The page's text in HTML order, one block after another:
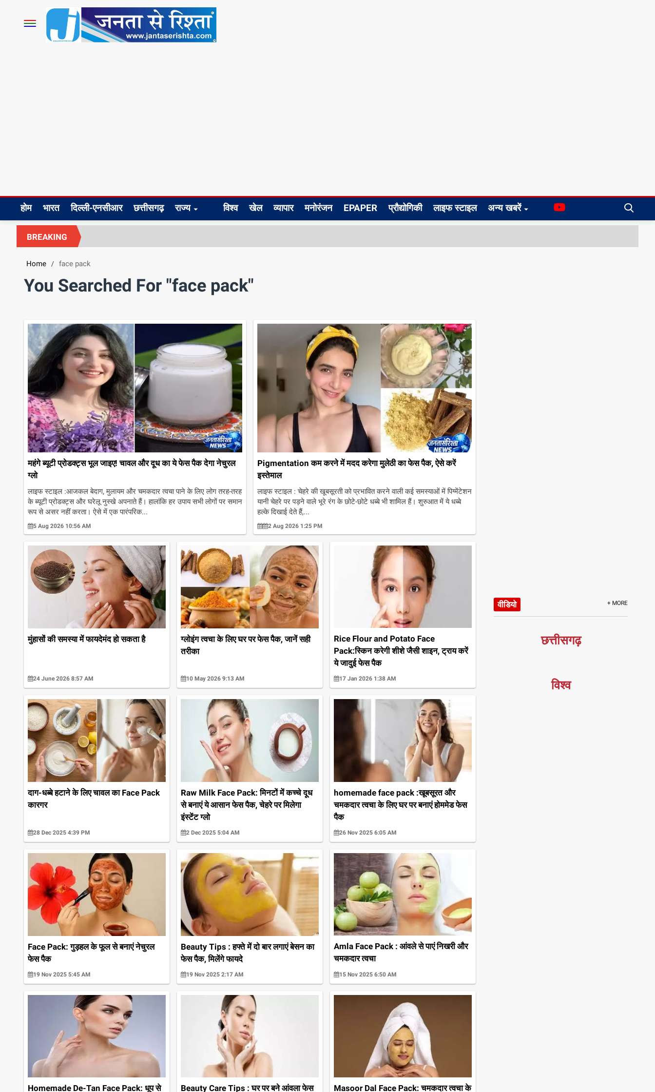
होम भारत दिल्ली-एनसीआर छत्तीसगढ़ राज्य विश्व खेल व्यापार मनोरंजन EPAPER प्रौद्योगिकी लाइफ स्टाइल अन्य खबरें
BREAKING
Home / face pack
You Searched For "face pack"
महंगे ब्यूटी प्रोडक्ट्स भूल जाइए! चावल और दूध का ये फेस पैक देगा नेचुरल
ग्लो
लाइफ स्टाइल :आजकल बेदाग, मुलायम और चमकदार त्वचा पाने के लिए लोग तरह-तरह
के ब्यूटी प्रोडक्ट्स और घरेलू नुस्खे अपनाते हैं। हालांकि हर उपाय सभी लोगों पर समान
रूप से असर नहीं करता। ऐसे में एक पारंपरिक...
5 Aug 2026 10:56 AM
Pigmentation कम करने में मदद करेगा मुलेठी का फेस पैक, ऐसे करें
इस्तेमाल
लाइफ स्टाइल : चेहरे की खूबसूरती को प्रभावित करने वाली कई समस्याओं में पिग्मेंटेशन
यानी चेहरे पर पड़ने वाले भूरे रंग के छोटे-छोटे धब्बे भी शामिल हैं। शुरुआत में ये धब्बे
हल्के दिखाई देते हैं,...
2 Aug 2026 1:25 PM
मुंहासों की समस्या में फायदेमंद हो सकता है
24 June 2026 8:57 AM
ग्लोइंग त्वचा के लिए घर पर फेस पैक, जानें सही
तरीका
10 May 2026 9:13 AM
Rice Flour and Potato Face
Pack:स्किन करेगी शीशे जैसी शाइन, ट्राय करें
ये जादुई फेस पैक
17 Jan 2026 1:38 AM
दाग-धब्बे हटाने के लिए चावल का Face Pack
कारगर
28 Dec 2025 4:39 PM
Raw Milk Face Pack: मिनटों में कच्चे दूध
से बनाएं ये आसान फेस पैक, चेहरे पर मिलेगा
इंस्टेंट ग्लो
2 Dec 2025 5:04 AM
homemade face pack :खूबसूरत और
चमकदार त्वचा के लिए घर पर बनाएं होममेड फेस
पैक
26 Nov 2025 6:05 AM
Face Pack: गुड़हल के फूल से बनाएं नेचुरल
फेस पैक
19 Nov 2025 5:45 AM
Beauty Tips : हफ्ते में दो बार लगाएं बेसन का
फेस पैक, मिलेंगे फायदे
19 Nov 2025 2:17 AM
Amla Face Pack : आंवले से पाएं निखरी और
चमकदार त्वचा
15 Nov 2025 6:50 AM
Homemade De-Tan Face Pack: धूप से Beauty Care Tips : घर पर बने आंवला फेस Masoor Dal Face Pack: चमकदार त्वचा के
वीडियो + MORE
छत्तीसगढ़
विश्व